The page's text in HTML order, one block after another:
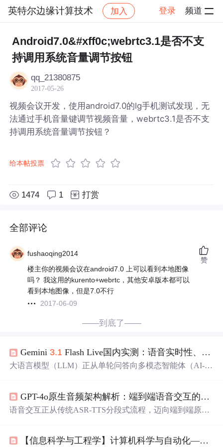
英特尔边缘计算技术 加入 登录 频道
社区 英特尔边缘计算技术 帖子详情
Android7.0&#xff0c;webrtc3.1是否不支
持调用系统音量调节按钮
qq_21380875
2017-05-26
视频会议开发，使用android7.0的lg手机测试发现，无
法通过手机音量键调节视频音量，webrtc3.1是否不支
持调用系统音量调节按钮？
给本帖投票
1474 1 打赏
全部评论
fushaoqing2014
楼主你的视频会议在android7.0 上可以看到本地图像
吗？ 我这用的kurento+webrtc，其他安卓版本都可以
看到本地图像，但是7.0不行
2017-06-09
赞
——到底了——
Gemini 3.1 Flash Live国内实测：语音实时性、多模态鲁棒性与生态协同深度解析
大语言模型（LLM）正从单轮问答向多模态智能体（AI-A
语音栈、分层特征解耦的多模态架构，以及基于Google Pro
ject Starline协议的全生态语义调度，在语音实时性、多模
机制，在中国大陆实现零技术门槛、高确定性的稳定接
GPT-4o原生音频架构解析：端到端语音交互的技术革命
语音交互正从传统ASR-TTS分段式流程，迈向端到端原生
入多模态大模型，从而突破时延叠加、信息衰减与错误放
【信息科学与工程学】计算机科学与自动化——第六十三篇 人机交互之前端交互参数知识库02